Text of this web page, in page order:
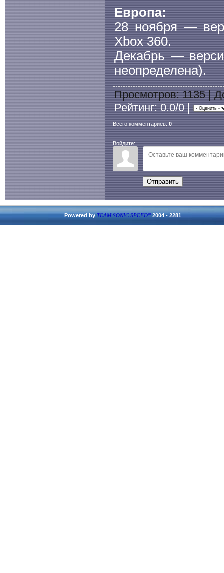
Европа:
28 ноября —
Xbox 360.
Декабрь —
неопределена).
Просмотров: 1135 |
Рейтинг: 0.0/0 |
Всего комментариев:0
Войдите:
Отправить
Powered byTEAM SONIC SPEED'''2004 - 2281